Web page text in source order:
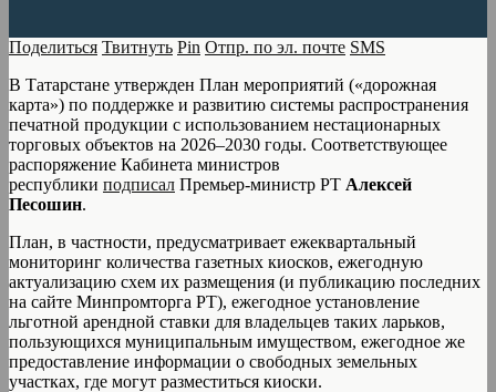
Поделиться Твитнуть Pin Отпр. по эл. почте SMS
В Татарстане утвержден План мероприятий («дорожная
карта») по поддержке и развитию системы распространения
печатной продукции с использованием нестационарных
торговых объектов на 2026–2030 годы. Соответствующее
распоряжение Кабинета министров
республики подписал Премьер-министр РТ Алексей
Песошин.
План, в частности, предусматривает ежеквартальный
мониторинг количества газетных киосков, ежегодную
актуализацию схем их размещения (и публикацию последних
на сайте Минпромторга РТ), ежегодное установление
льготной арендной ставки для владельцев таких ларьков,
пользующихся муниципальным имуществом, ежегодное же
предоставление информации о свободных земельных
участках, где могут разместиться киоски.